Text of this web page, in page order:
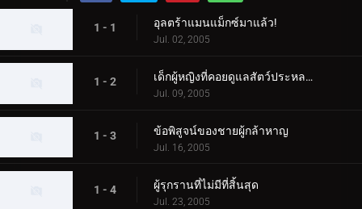
1 - 1 อุลตร้าแมนแม็กซ์มาแล้ว!
Jul. 02, 2005
1 - 2 เด็กผู้หญิงที่คอยดูแลสัตว์ประหลาด
Jul. 09, 2005
1 - 3 ข้อพิสูจน์ของชายผู้กล้าหาญ
Jul. 16, 2005
1 - 4 ผู้รุกรานที่ไม่มีที่สิ้นสุด
Jul. 23, 2005